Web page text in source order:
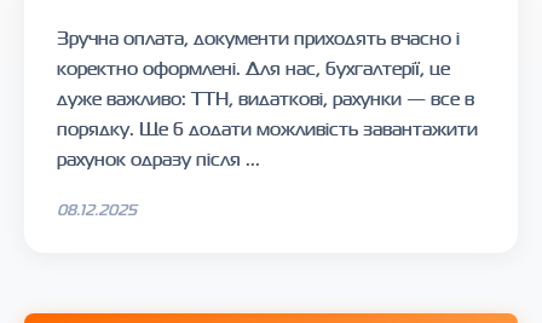
Зручна оплата, документи приходять вчасно і
коректно оформлені. Для нас, бухгалтерії, це
дуже важливо: ТТН, видаткові, рахунки — все в
порядку. Ще б додати можливість завантажити
рахунок одразу після ...
08.12.2025